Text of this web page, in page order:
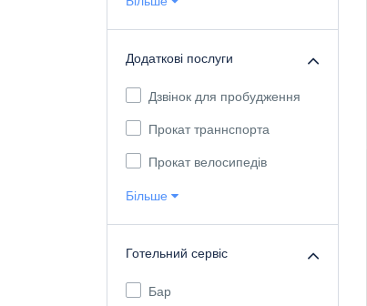
Додаткові послуги
Дзвінок для пробудження
Прокат траннспорта
Прокат велосипедів
Більше
Готельний сервіс
Бар